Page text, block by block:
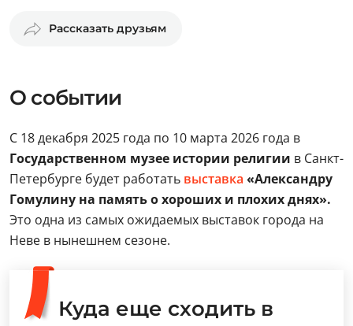
Рассказать друзьям
О событии
С 18 декабря 2025 года по 10 марта 2026 года в
Государственном музее истории религии в Санкт-
Петербурге будет работать выставка «Александру
Гомулину на память о хороших и плохих днях».
Это одна из самых ожидаемых выставок города на
Неве в нынешнем сезоне.
Куда еще сходить в